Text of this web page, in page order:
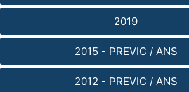
2019
2015 - PREVIC / ANS
2012 - PREVIC / ANS